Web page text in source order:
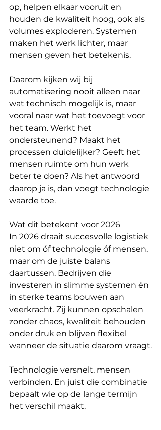
op, helpen elkaar vooruit en
houden de kwaliteit hoog, ook als
volumes exploderen. Systemen
maken het werk lichter, maar
mensen geven het betekenis.
Daarom kijken wij bij
automatisering nooit alleen naar
wat technisch mogelijk is, maar
vooral naar wat het toevoegt voor
het team. Werkt het
ondersteunend? Maakt het
processen duidelijker? Geeft het
mensen ruimte om hun werk
beter te doen? Als het antwoord
daarop ja is, dan voegt technologie
waarde toe.
Wat dit betekent voor 2026
In 2026 draait succesvolle logistiek
niet om óf technologie óf mensen,
maar om de juiste balans
daartussen. Bedrijven die
investeren in slimme systemen én
in sterke teams bouwen aan
veerkracht. Zij kunnen opschalen
zonder chaos, kwaliteit behouden
onder druk en blijven flexibel
wanneer de situatie daarom vraagt.
Technologie versnelt, mensen
verbinden. En juist die combinatie
bepaalt wie op de lange termijn
het verschil maakt.